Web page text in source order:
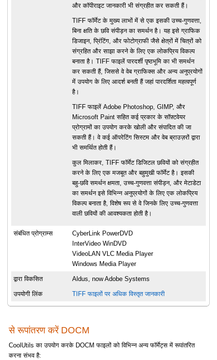
और कॉपीराइट जानकारी भी संग्रहीत कर सकती हैं।
TIFF फॉर्मेट के मुख्य लाभों में से एक इसकी उच्च-गुणवत्ता,
बिना क्षति के छवि संपीड़न का समर्थन है। यह इसे ग्राफिक
डिजाइन, प्रिंटिंग, और फोटोग्राफी जैसे क्षेत्रों में चित्रों को
संग्रहित और साझा करने के लिए एक लोकप्रिय विकल्प
बनाता है। TIFF फाइलें पारदर्शी पृष्ठभूमि का भी समर्थन
कर सकती हैं, जिससे वे वेब ग्राफिक्स और अन्य अनुप्रयोगों
में उपयोग के लिए आदर्श बनती हैं जहां पारदर्शिता महत्वपूर्ण
है।
TIFF फाइलें Adobe Photoshop, GIMP, और
Microsoft Paint सहित कई प्रकार के सॉफ़्टवेयर
प्रोग्रामों का उपयोग करके खोली और संपादित की जा
सकती हैं। वे कई ऑपरेटिंग सिस्टम और वेब ब्राउज़रों द्वारा
भी समर्थित होती हैं।
कुल मिलाकर, TIFF फॉर्मेट डिजिटल छवियों को संग्रहीत
करने के लिए एक मजबूत और बहुमुखी फॉर्मेट है। इसकी
बहु-छवि समर्थन क्षमता, उच्च-गुणवत्ता संपीड़न, और मेटाडेटा
का समर्थन इसे विभिन्न अनुप्रयोगों के लिए एक लोकप्रिय
विकल्प बनाता है, विशेष रूप से वे जिनके लिए उच्च-गुणवत्ता
वाली छवियों की आवश्यकता होती है।
संबंधित प्रोग्राम्स
CyberLink PowerDVD
InterVideo WinDVD
VideoLAN VLC Media Player
Windows Media Player
द्वारा विकसित Aldus, now Adobe Systems
उपयोगी लिंक TIFF फाइलों पर अधिक विस्तृत जानकारी
से रूपांतरण करें DOCM
CoolUtils का उपयोग करके DOCM फाइलों को विभिन्न अन्य फॉर्मेट्स में रूपांतरित
करना संभव है: